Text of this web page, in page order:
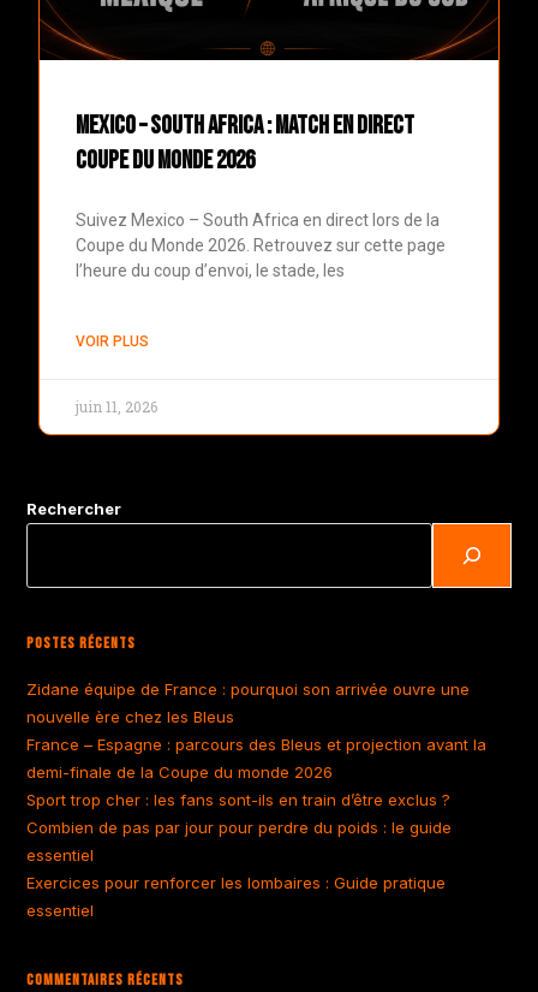
Mexico – South Africa : match en direct
Coupe du Monde 2026
Suivez Mexico – South Africa en direct lors de la
Coupe du Monde 2026. Retrouvez sur cette page
l’heure du coup d’envoi, le stade, les
VOIR PLUS
juin 11, 2026
Rechercher
Postes Récents
Zidane équipe de France : pourquoi son arrivée ouvre une
nouvelle ère chez les Bleus
France – Espagne : parcours des Bleus et projection avant la
demi-finale de la Coupe du monde 2026
Sport trop cher : les fans sont-ils en train d’être exclus ?
Combien de pas par jour pour perdre du poids : le guide
essentiel
Exercices pour renforcer les lombaires : Guide pratique
essentiel
Commentaires Récents